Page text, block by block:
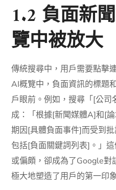
1.2 負面新
覽中被放大
傳統搜尋中，用戶需要點擊
AI概覽中，負面資訊的標題
戶眼前。例如，搜尋「[公
成：「根據[新聞媒體A]和[
期因[具體負面事件]而受到
包括[負面關鍵詞列表]。」
或偏頗，卻成為了Google對
極大地塑造了用戶的第一印